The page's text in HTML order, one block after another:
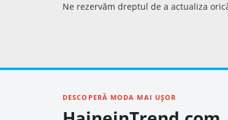
Ne rezervăm dreptul de a actualiza
DESCOPERĂ MODA MAI UȘOR